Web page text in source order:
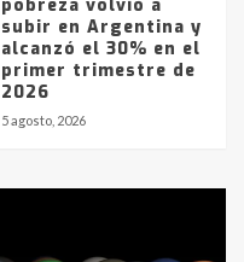
pobreza volvió a
subir en Argentina y
alcanzó el 30% en el
primer trimestre de
2026
5 agosto, 2026